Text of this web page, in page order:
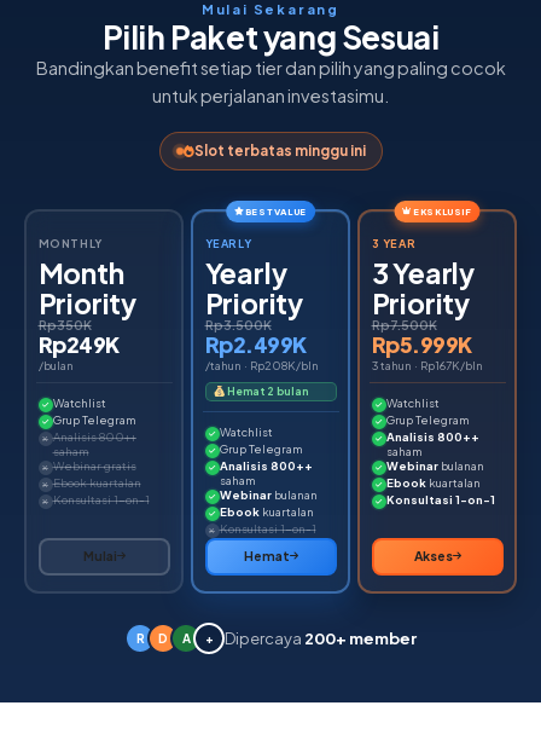
Mulai Sekarang
Pilih Paket yang Sesuai
Bandingkan benefit setiap tier dan pilih yang paling cocok
untuk perjalanan investasimu.
Slot terbatas minggu ini
MONTHLY
Month
Priority
Rp350K
Rp249K
/bulan
Watchlist
Grup Telegram
Analisis 800++
saham
Webinar gratis
Ebook kuartalan
Konsultasi 1-on-1
Mulai
BEST VALUE
YEARLY
Yearly
Priority
Rp3.500K
Rp2.499K
/tahun · Rp208K/bln
Hemat 2 bulan
Watchlist
Grup Telegram
Analisis 800++
saham
Webinarbulanan
Ebookkuartalan
Konsultasi 1-on-1
Hemat
EKSKLUSIF
3 YEAR
3 Yearly
Priority
Rp7.500K
Rp5.999K
3 tahun · Rp167K/bln
Watchlist
Grup Telegram
Analisis 800++
saham
Webinarbulanan
Ebookkuartalan
Konsultasi 1-on-1
Akses
R D A + Dipercaya 200+ member